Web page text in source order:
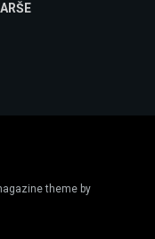
theme by